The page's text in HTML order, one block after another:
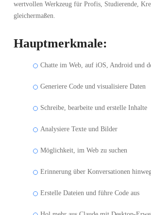
wertvollen Werkzeug für Profis, Studierende,
gleichermaßen.
Hauptmerkmale:
Chatte im Web, auf iOS, Android und
Generiere Code und visualisiere Daten
Schreibe, bearbeite und erstelle Inhalte
Analysiere Texte und Bilder
Möglichkeit, im Web zu suchen
Erinnerung über Konversationen
Erstelle Dateien und führe Code aus